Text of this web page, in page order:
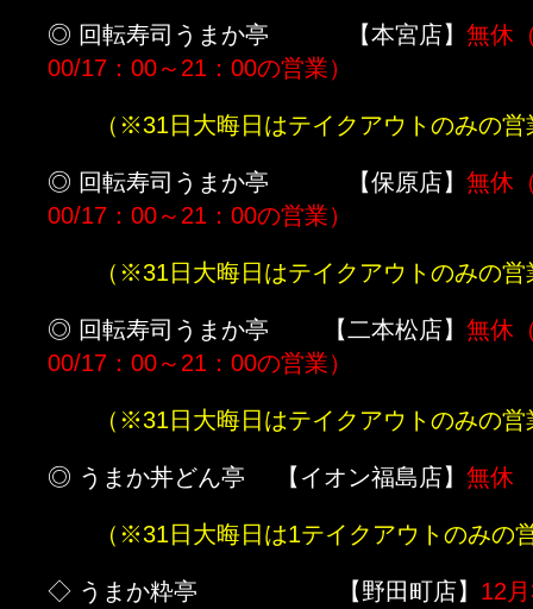
◎ 回転寿司うまか亭 【本宮店】 無休
00/17：00～21：00の営業）
（※31日大晦日はテイクアウトのみの営
◎ 回転寿司うまか亭 【保原店】 無休
00/17：00～21：00の営業）
（※31日大晦日はテイクアウトのみの営
◎ 回転寿司うまか亭 【二本松店】 無休
00/17：00～21：00の営業）
（※31日大晦日はテイクアウトのみの営
◎ うまか丼どん亭 【イオン福島店】 無休
（※31日大晦日は1テイクアウトのみの
◇ うまか粋亭 【野田町店】 12